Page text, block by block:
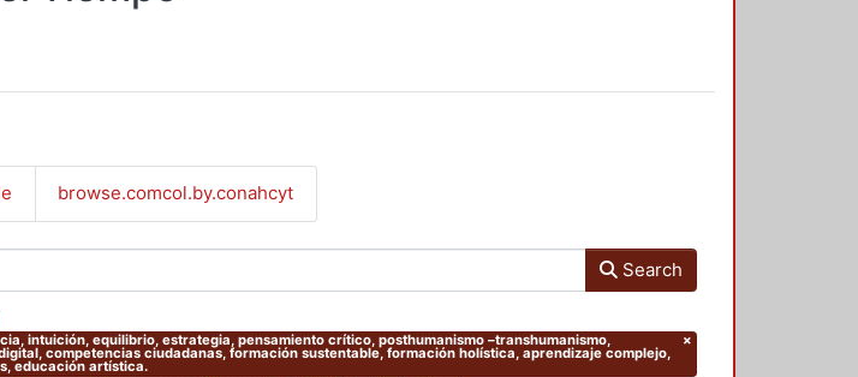
browse.comcol.by.conahcyt
Search
intuición, equilibrio, estrategia, pensamiento crítico, posthumanismo –transhumanismo,
competencias ciudadanas, formación sustentable, formación holística, aprendizaje complejo,
educación artística.
×